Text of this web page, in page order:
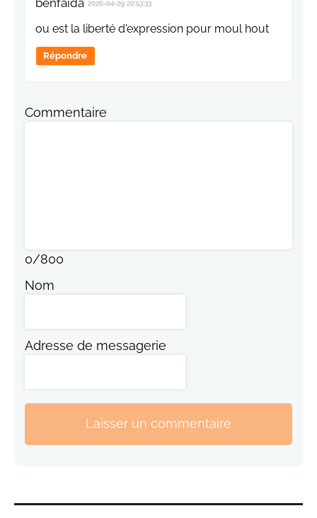
2026-04-29 20:53:33
ou est la liberté d'expression pour moul hout
Répondre
Commentaire
0/800
Nom
Adresse de messagerie
Laisser un commentaire